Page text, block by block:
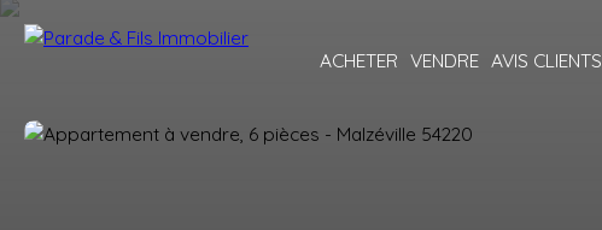
ACHETER VENDRE AVIS CLIENTS